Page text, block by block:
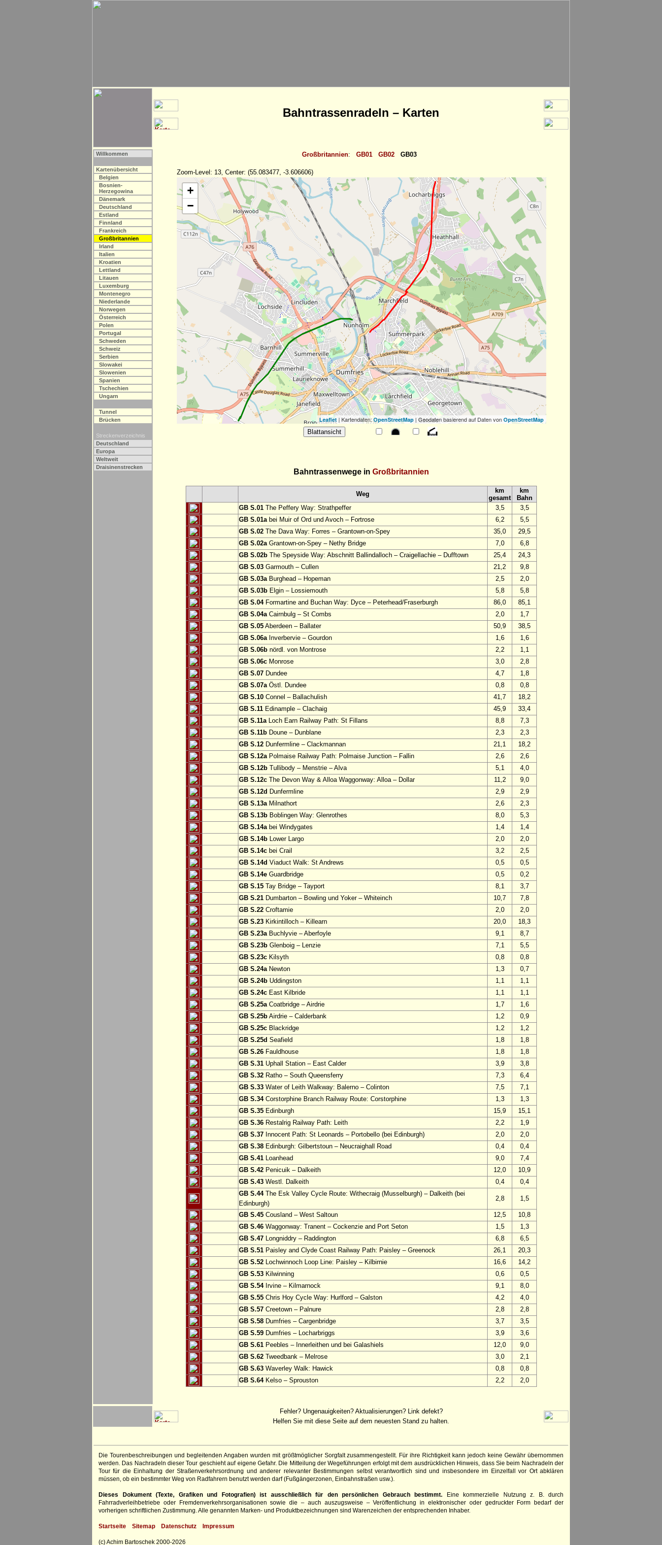
Bahntrassenradeln – Karten
Willkommen
Kartenübersicht
Belgien
Bosnien-
Herzegowina
Dänemark
Deutschland
Estland
Finnland
Frankreich
Großbritannien
Irland
Italien
Kroatien
Lettland
Litauen
Luxemburg
Montenegro
Niederlande
Norwegen
Österreich
Polen
Portugal
Schweden
Schweiz
Serbien
Slowakei
Slowenien
Spanien
Tschechien
Ungarn
Tunnel
Brücken
Streckenverzeichnis
Deutschland
Europa
Weltweit
Draisinenstrecken
Großbritannien: GB01 GB02 GB03
Zoom-Level: 13, Center: (55.083477, -3.606606)
+
−
Leaflet| Kartendaten:OpenStreetMap| Geodaten basierend auf Daten von OpenStreetMap
Bahntrassenwege in Großbritannien
Weg
km
gesamt
km
Bahn
GB S.01 The Peffery Way: Strathpeffer 3,5
3,5
GB S.01abei Muir of Ord und Avoch – Fortrose 6,2
5,5
GB S.02 The Dava Way: Forres – Grantown-on-Spey 35,0
29,5
GB S.02aGrantown-on-Spey – Nethy Bridge 7,0
6,8
GB S.02b The Speyside Way: Abschnitt Ballindalloch – Craigellachie – Dufftown 25,4
24,3
GB S.03 Garmouth – Cullen 21,2
9,8
GB S.03aBurghead – Hopeman 2,5
2,0
GB S.03b Elgin – Lossiemouth 5,8
5,8
GB S.04Formartine and Buchan Way: Dyce – Peterhead/Fraserburgh 86,0
85,1
GB S.04aCairnbulg – St Combs 2,0
1,7
GB S.05 Aberdeen – Ballater 50,9
38,5
GB S.06aInverbervie – Gourdon 1,6
1,6
GB S.06b nördl. von Montrose 2,2
1,1
GB S.06c Monrose 3,0
2,8
GB S.07 Dundee 4,7
1,8
GB S.07aÖstl. Dundee 0,8
0,8
GB S.10 Connel – Ballachulish 41,7
18,2
GB S.11 Edinample – Clachaig 45,9
33,4
GB S.11aLoch Earn Railway Path: St Fillans 8,8
7,3
GB S.11b Doune – Dunblane 2,3
2,3
GB S.12 Dunfermline – Clackmannan 21,1
18,2
GB S.12aPolmaise Railway Path: Polmaise Junction – Fallin 2,6
2,6
GB S.12b Tullibody – Menstrie – Alva 5,1
4,0
GB S.12c The Devon Way & Alloa Waggonway: Alloa – Dollar 11,2
9,0
GB S.12d Dunfermline 2,9
2,9
GB S.13aMilnathort 2,6
2,3
GB S.13b Boblingen Way: Glenrothes 8,0
5,3
GB S.14abei Windygates 1,4
1,4
GB S.14b Lower Largo 2,0
2,0
GB S.14c bei Crail 3,2
2,5
GB S.14d Viaduct Walk: St Andrews 0,5
0,5
GB S.14e Guardbridge 0,5
0,2
GB S.15 Tay Bridge – Tayport 8,1
3,7
GB S.21 Dumbarton – Bowling und Yoker – Whiteinch 10,7
7,8
GB S.22 Croftamie 2,0
2,0
GB S.23 Kirkintilloch – Killearn 20,0
18,3
GB S.23aBuchlyvie – Aberfoyle 9,1
8,7
GB S.23b Glenboig – Lenzie 7,1
5,5
GB S.23c Kilsyth 0,8
0,8
GB S.24aNewton 1,3
0,7
GB S.24b Uddingston 1,1
1,1
GB S.24c East Kilbride 1,1
1,1
GB S.25aCoatbridge – Airdrie 1,7
1,6
GB S.25b Airdrie – Calderbank 1,2
0,9
GB S.25c Blackridge 1,2
1,2
GB S.25d Seafield 1,8
1,8
GB S.26 Fauldhouse 1,8
1,8
GB S.31 Uphall Station – East Calder 3,9
3,8
GB S.32 Ratho – South Queensferry 7,3
6,4
GB S.33 Water of Leith Walkway: Balerno – Colinton 7,5
7,1
GB S.34Corstorphine Branch Railway Route: Corstorphine 1,3
1,3
GB S.35 Edinburgh 15,9
15,1
GB S.36 Restalrig Railway Path: Leith 2,2
1,9
GB S.37 Innocent Path: St Leonards – Portobello (bei Edinburgh) 2,0
2,0
GB S.38 Edinburgh: Gilbertstoun – Neucraighall Road 0,4
0,4
GB S.41 Loanhead 9,0
7,4
GB S.42 Penicuik – Dalkeith 12,0
10,9
GB S.43 Westl. Dalkeith 0,4
0,4
GB S.44The Esk Valley Cycle Route: Withecraig (Musselburgh) – Dalkeith (bei
Edinburgh)
2,8 1,5
GB S.45 Cousland – West Saltoun 12,5
10,8
GB S.46 Waggonway: Tranent – Cockenzie and Port Seton 1,5
1,3
GB S.47 Longniddry – Raddington 6,8
6,5
GB S.51 Paisley and Clyde Coast Railway Path: Paisley – Greenock 26,1
20,3
GB S.52 Lochwinnoch Loop Line: Paisley – Kilbirnie 16,6
14,2
GB S.53 Kilwinning 0,6
0,5
GB S.54Irvine – Kilmarnock 9,1
8,0
GB S.55 Chris Hoy Cycle Way: Hurlford – Galston 4,2
4,0
GB S.57 Creetown – Palnure 2,8
2,8
GB S.58 Dumfries – Cargenbridge 3,7
3,5
GB S.59 Dumfries – Locharbriggs 3,9
3,6
GB S.61 Peebles – Innerleithen und bei Galashiels 12,0
9,0
GB S.62 Tweedbank – Melrose 3,0
2,1
GB S.63 Waverley Walk: Hawick 0,8
0,8
GB S.64Kelso – Sprouston 2,2 2,0
Fehler? Ungenauigkeiten? Aktualisierungen? Link defekt?
Helfen Sie mit diese Seite auf dem neuesten Stand zu halten.
Die Tourenbeschreibungen und begleitenden Angaben wurden mit größtmöglicher Sorgfalt zusammengestellt. Für ihre Richtigkeit kann jedoch keine Gewähr übernommen
werden. Das Nachradeln dieser Tour geschieht auf eigene Gefahr. Die Mitteilung der Wegeführungen erfolgt mit dem ausdrücklichen Hinweis, dass Sie beim Nachradeln der
Tour für die Einhaltung der Straßenverkehrsordnung und anderer relevanter Bestimmungen selbst verantwortlich sind und insbesondere im Einzelfall vor Ort abklären
müssen, ob ein bestimmter Weg von Radfahrern benutzt werden darf (Fußgängerzonen, Einbahnstraßen usw.).
Dieses Dokument (Texte, Grafiken und Fotografien) ist ausschließlich für den persönlichen Gebrauch bestimmt. Eine kommerzielle Nutzung z. B. durch
Fahrradverleihbetriebe oder Fremdenverkehrsorganisationen sowie die – auch auszugsweise – Veröffentlichung in elektronischer oder gedruckter Form bedarf der
vorherigen schriftlichen Zustimmung. Alle genannten Marken- und Produktbezeichnungen sind Warenzeichen der entsprechenden Inhaber.
Startseite Sitemap Datenschutz Impressum
(c) Achim Bartoschek 2000-2026